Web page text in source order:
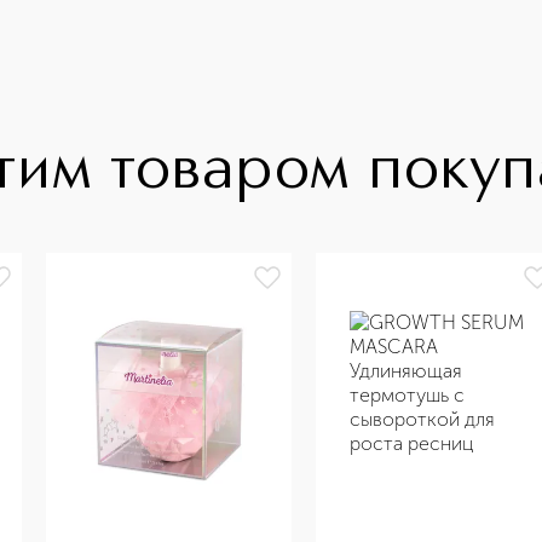
товаром